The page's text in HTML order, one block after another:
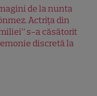
de la nunta
Actrița din
s-a căsătorit
discretă la